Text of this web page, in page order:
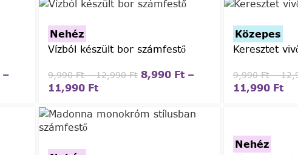
–
Nehéz
Vízból készült bor számfestő
9,990Ft – 12,990Ft 8,990 Ft –
11,990 Ft
Közepes
Keresztet
9,990Ft –
11,990 Ft
Nehéz